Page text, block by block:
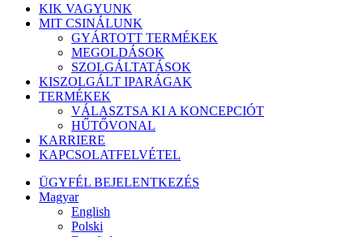
Menü
bezárása
KIK VAGYUNK
MIT CSINÁLUNK
GYÁRTOTT TERMÉKEK
MEGOLDÁSOK
SZOLGÁLTATÁSOK
KISZOLGÁLT IPARÁGAK
TERMÉKEK
VÁLASZTSA KI A KONCEPCIÓT
HŰTŐVONAL
KARRIERE
KAPCSOLATFELVÉTEL
ÜGYFÉL BEJELENTKEZÉS
Magyar
English
Polski